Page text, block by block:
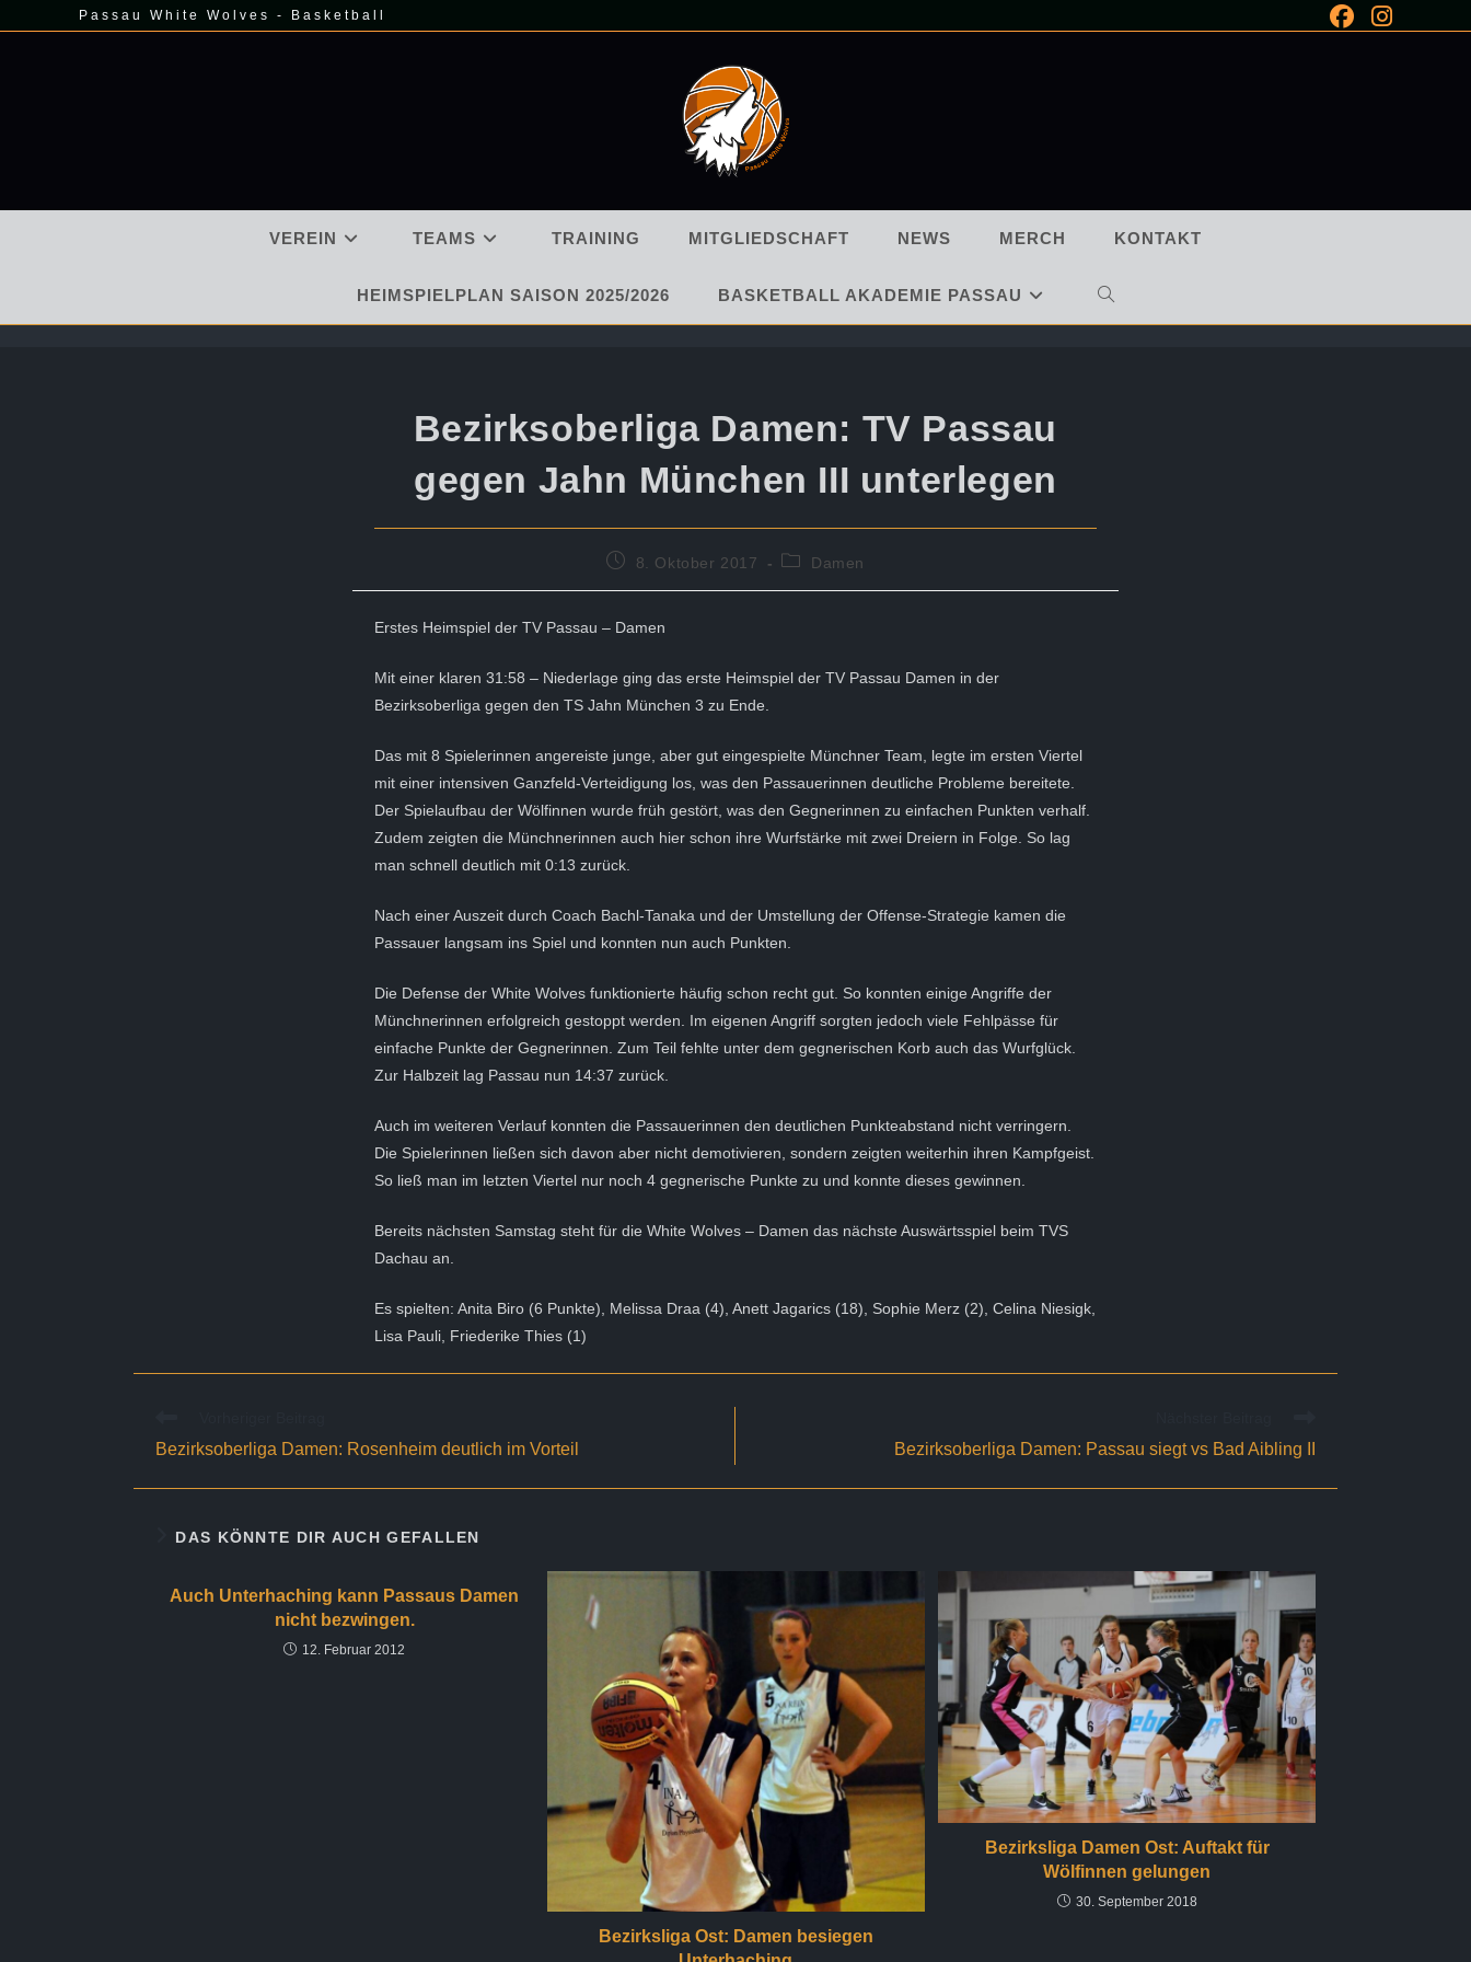
Passau White Wolves - Basketball
VEREIN TEAMS TRAINING MITGLIEDSCHAFT NEWS MERCH KONTAKT
HEIMSPIELPLAN SAISON 2025/2026 BASKETBALL AKADEMIE PASSAU WEBSITE-
Bezirksoberliga Damen: TV Passau
gegen Jahn München III unterlegen
Beitrag8. Oktober 2017
Beitrags-
Damen
Erstes Heimspiel der TV Passau – Damen
Mit einer klaren 31:58 – Niederlage ging das erste Heimspiel der TV Passau Damen in der
Bezirksoberliga gegen den TS Jahn München 3 zu Ende.
Das mit 8 Spielerinnen angereiste junge, aber gut eingespielte Münchner Team, legte im ersten Viertel
mit einer intensiven Ganzfeld-Verteidigung los, was den Passauerinnen deutliche Probleme bereitete.
Der Spielaufbau der Wölfinnen wurde früh gestört, was den Gegnerinnen zu einfachen Punkten verhalf.
Zudem zeigten die Münchnerinnen auch hier schon ihre Wurfstärke mit zwei Dreiern in Folge. So lag
man schnell deutlich mit 0:13 zurück.
Nach einer Auszeit durch Coach Bachl-Tanaka und der Umstellung der Offense-Strategie kamen die
Passauer langsam ins Spiel und konnten nun auch Punkten.
Die Defense der White Wolves funktionierte häufig schon recht gut. So konnten einige Angriffe der
Münchnerinnen erfolgreich gestoppt werden. Im eigenen Angriff sorgten jedoch viele Fehlpässe für
einfache Punkte der Gegnerinnen. Zum Teil fehlte unter dem gegnerischen Korb auch das Wurfglück.
Zur Halbzeit lag Passau nun 14:37 zurück.
Auch im weiteren Verlauf konnten die Passauerinnen den deutlichen Punkteabstand nicht verringern.
Die Spielerinnen ließen sich davon aber nicht demotivieren, sondern zeigten weiterhin ihren Kampfgeist.
So ließ man im letzten Viertel nur noch 4 gegnerische Punkte zu und konnte dieses gewinnen.
Bereits nächsten Samstag steht für die White Wolves – Damen das nächste Auswärtsspiel beim TVS
Dachau an.
Es spielten: Anita Biro (6 Punkte), Melissa Draa (4), Anett Jagarics (18), Sophie Merz (2), Celina Niesigk,
Lisa Pauli, Friederike Thies (1)
ansehen
Bezirksoberliga Damen: Rosenheim deutlich im Vorteil Bezirksoberliga Damen: Passau siegt vs Bad Aibling II
DAS KÖNNTE DIR AUCH GEFALLEN
Auch Unterhaching kann Passaus Damen
nicht bezwingen.
12. Februar 2012
Bezirksliga Ost: Damen besiegen
Bezirksliga Damen Ost: Auftakt für
Wölfinnen gelungen
30. September 2018